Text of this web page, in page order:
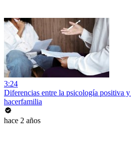
3:24
Diferencias entre la psicología positiva
hacerfamilia
hace 2 años